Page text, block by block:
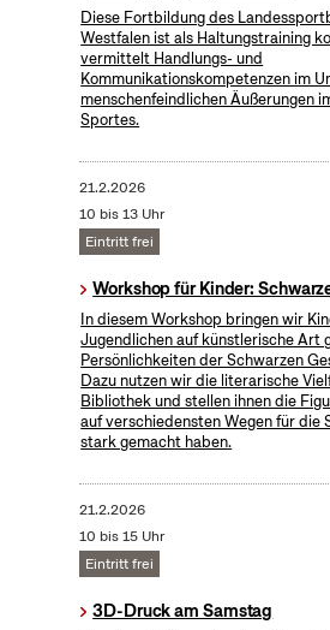
Diese Fortbildung des
Westfalen ist als Haltungstraining
vermittelt Handlungs- und
Kommunikationskompetenzen im
menschenfeindlichen Äußerungen
Sportes.
21.2.2026
10 bis 13 Uhr
Eintritt frei
Workshop für Kinder:
In diesem Workshop bringen wir
Jugendlichen auf künstlerische Art
Persönlichkeiten der Schwarzen
Dazu nutzen wir die literarische
Bibliothek und stellen ihnen die
auf verschiedensten Wegen für die
stark gemacht haben.
21.2.2026
10 bis 15 Uhr
Eintritt frei
3D-Druck am Samstag